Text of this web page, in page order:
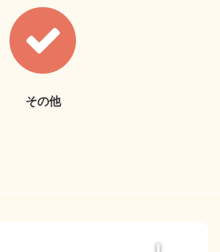
その他